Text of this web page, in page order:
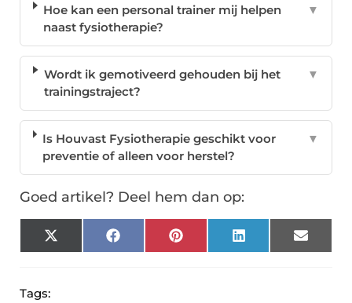
Hoe kan een personal trainer mij helpen
naast fysiotherapie?
▼
Wordt ik gemotiveerd gehouden bij het
trainingstraject?
▼
Is Houvast Fysiotherapie geschikt voor
preventie of alleen voor herstel?
▼
Goed artikel? Deel hem dan op:
X
(Twitter)
FacebookPinterest LinkedIn Email
Tags: